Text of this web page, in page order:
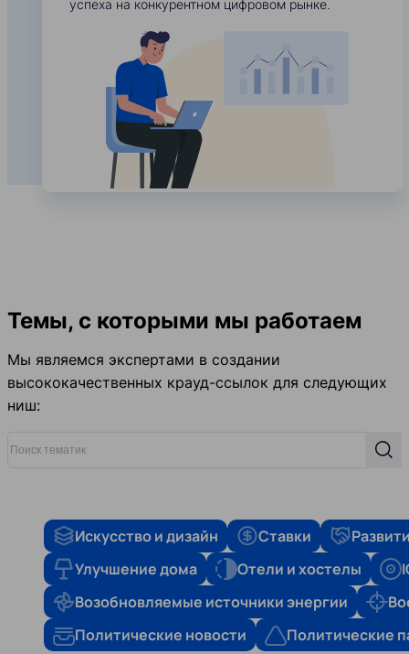
успеха на конкурентном цифровом рынке.
Темы, с которыми мы работаем
Мы являемся экспертами в создании
высококачественных крауд-ссылок для следующих
ниш:
Искусство и дизайн Ставки
Улучшение дома
Отели и хостелы
Возобновляемые источники энергии
Политические новости
Политические